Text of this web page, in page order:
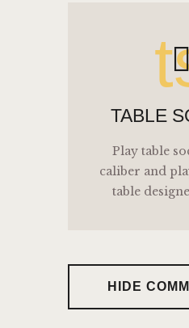
TABLE
Play table
caliber and
table
HIDE